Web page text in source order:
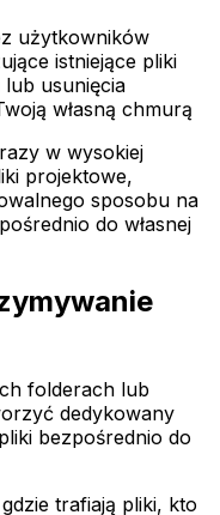
użytkowników
istniejące pliki
usunięcia
własną chmurą
w wysokiej
projektowe,
sposobu na
do własnej
folderach lub
dedykowany
bezpośrednio do
trafiają pliki, kto